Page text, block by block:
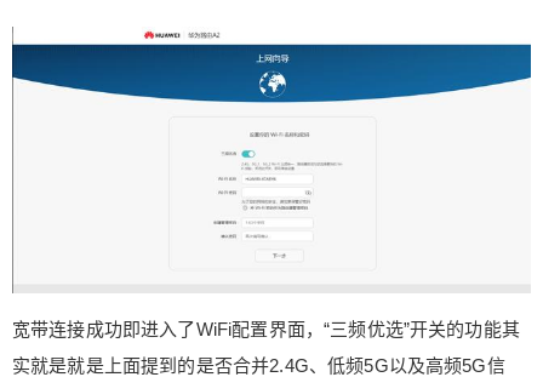
宽带连接成功即进入了WiFi配置界面，“三频优选”开关的功能其
实就是就是上面提到的是否合并2.4G、低频5G以及高频5G信
立刻支付
立刻支付